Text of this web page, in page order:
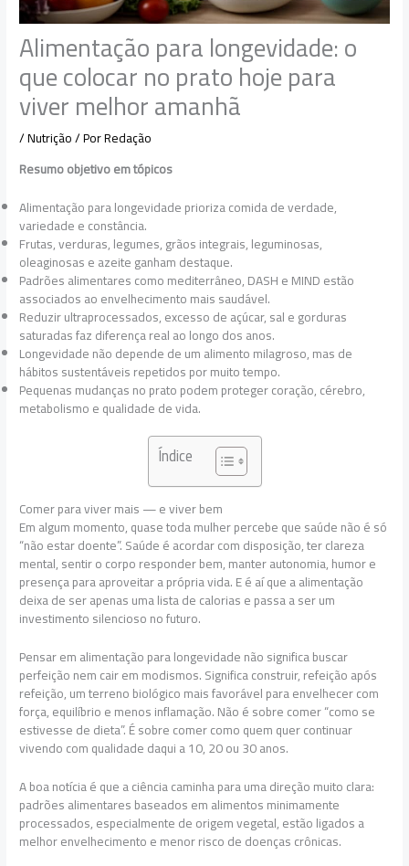
Alimentação para longevidade: o
que colocar no prato hoje para
viver melhor amanhã
/Nutrição/ PorRedação
Resumo objetivo em tópicos
Alimentação para longevidade prioriza comida de verdade,
variedade e constância.
Frutas, verduras, legumes, grãos integrais, leguminosas,
oleaginosas e azeite ganham destaque.
Padrões alimentares como mediterrâneo, DASH e MIND estão
associados ao envelhecimento mais saudável.
Reduzir ultraprocessados, excesso de açúcar, sal e gorduras
saturadas faz diferença real ao longo dos anos.
Longevidade não depende de um alimento milagroso, mas de
hábitos sustentáveis repetidos por muito tempo.
Pequenas mudanças no prato podem proteger coração, cérebro,
metabolismo e qualidade de vida.
Índice
Comer para viver mais — e viver bem
Em algum momento, quase toda mulher percebe que saúde não é só
“não estar doente”. Saúde é acordar com disposição, ter clareza
mental, sentir o corpo responder bem, manter autonomia, humor e
presença para aproveitar a própria vida. E é aí que a alimentação
deixa de ser apenas uma lista de calorias e passa a ser um
investimento silencioso no futuro.
Pensar em alimentação para longevidade não significa buscar
perfeição nem cair em modismos. Significa construir, refeição após
refeição, um terreno biológico mais favorável para envelhecer com
força, equilíbrio e menos inflamação. Não é sobre comer “como se
estivesse de dieta”. É sobre comer como quem quer continuar
vivendo com qualidade daqui a 10, 20 ou 30 anos.
A boa notícia é que a ciência caminha para uma direção muito clara:
padrões alimentares baseados em alimentos minimamente
processados, especialmente de origem vegetal, estão ligados a
melhor envelhecimento e menor risco de doenças crônicas.